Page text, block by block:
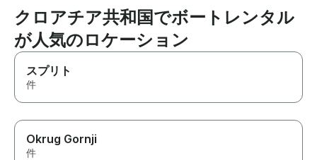
クロアチア共和国でボートレンタル
が人気のロケーション
スプリト
件
Okrug Gornji
件